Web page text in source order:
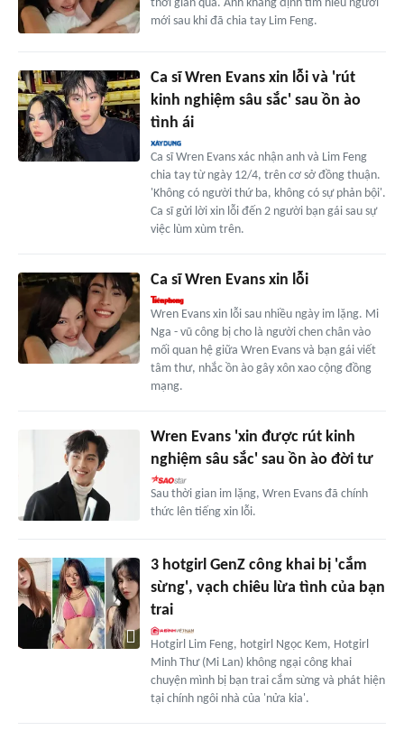
thời gian qua. Anh khẳng định tìm hiểu người
mới sau khi đã chia tay Lim Feng.
Ca sĩ Wren Evans xin lỗi và 'rút
kinh nghiệm sâu sắc' sau ồn ào
tình ái
Ca sĩ Wren Evans xác nhận anh và Lim Feng
chia tay từ ngày 12/4, trên cơ sở đồng thuận.
'Không có người thứ ba, không có sự phản bội'.
Ca sĩ gửi lời xin lỗi đến 2 người bạn gái sau sự
việc lùm xùm trên.
Ca sĩ Wren Evans xin lỗi
Wren Evans xin lỗi sau nhiều ngày im lặng. Mi
Nga - vũ công bị cho là người chen chân vào
mối quan hệ giữa Wren Evans và bạn gái viết
tâm thư, nhắc ồn ào gây xôn xao cộng đồng
mạng.
Wren Evans 'xin được rút kinh
nghiệm sâu sắc' sau ồn ào đời tư
Sau thời gian im lặng, Wren Evans đã chính
thức lên tiếng xin lỗi.
3 hotgirl GenZ công khai bị 'cắm
sừng', vạch chiêu lừa tình của bạn
trai
Hotgirl Lim Feng, hotgirl Ngọc Kem, Hotgirl
Minh Thư (Mi Lan) không ngại công khai
chuyện mình bị bạn trai cắm sừng và phát hiện
tại chính ngôi nhà của 'nửa kia'.